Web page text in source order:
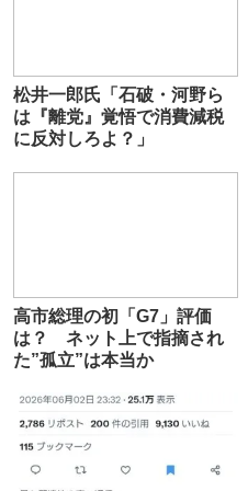
松井一郎氏「石破・河野ら
は『離党』覚悟で消費減税
に反対しろよ？」
高市総理の初「G7」評価
は？ ネット上で指摘され
た”孤立”は本当か